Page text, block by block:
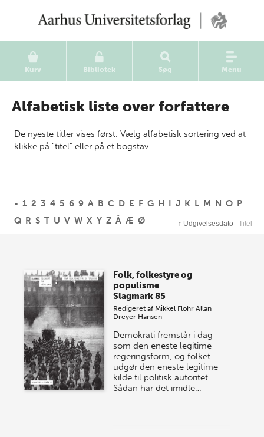
Kurv Bibliotek Søg Menu
Alfabetisk liste over forfattere
De nyeste titler vises først. Vælg alfabetisk sortering ved at
klikke på "titel" eller på et bogstav.
- 1 2 3 4 5 6 9 A B C D E F G H I J K L M N O P
Q R S T U V W X Y Z Å Æ Ø ↑ Udgivelsesdato Titel
Folk, folkestyre og
populisme
Slagmark 85
Redigeret af Mikkel Flohr Allan
Dreyer Hansen
Demokrati fremstår i dag
som den eneste legitime
regeringsform, og folket
udgør den eneste legitime
kilde til politisk autoritet.
Sådan har det imidle…